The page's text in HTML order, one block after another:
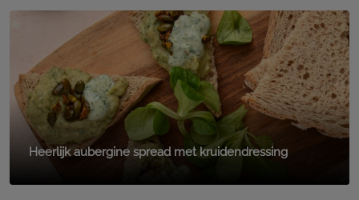
Heerlijk aubergine spread met kruidendressing